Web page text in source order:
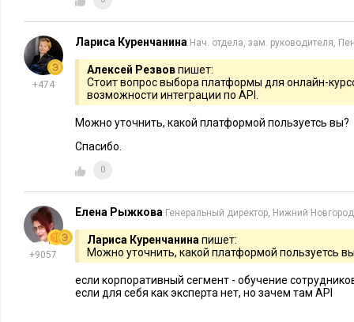
+474
Лариса Куренчанина Нач. отдела, зам. руководителя,
Алексей Резвовпишет:
Стоит вопрос выбора платформы для онлайн-
возможности интеграции по API.
Можно уточнить, какой платформой пользуетсь вы?
Спасибо.
0
+9057
Елена Рыжкова Генеральный директор, Нижний Новгород
Лариса Куренчанина пишет:
Можно уточнить, какой платформой пользуетсь
если корпоративный сегмент - обучение
если для себя как эксперта нет, но зачем там API